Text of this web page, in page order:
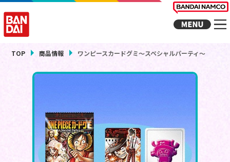
TOP 商品情報 ワンピースカードグミ～スペシャルパーティ～